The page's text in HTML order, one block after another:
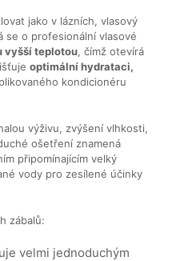
jako v lázních, vlasový
se o profesionální vlasové
vyšší teplotou, čímž otevírá
optimální hydrataci,
kondicionéru
výživu, zvýšení vlhkosti,
ošetření znamená
připomínajícím velký
vody pro zesílené účinky
zábalů:
velmi jednoduchým